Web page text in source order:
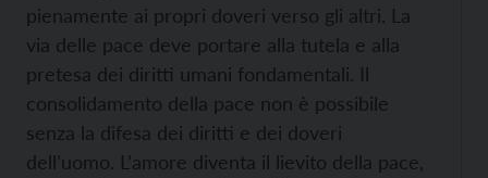
pienamente ai propri doveri verso gli altri. La
via delle pace deve portare alla tutela e alla
pretesa dei diritti umani fondamentali. Il
consolidamento della pace non è possibile
senza la difesa dei diritti e dei doveri
dell’uomo. L’amore diventa il lievito della pace,